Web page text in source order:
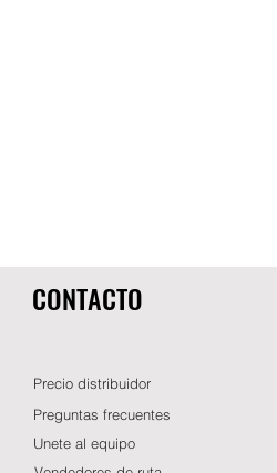
CONTACTO
Precio distribuidor
Preguntas frecuentes
Unete al equipo